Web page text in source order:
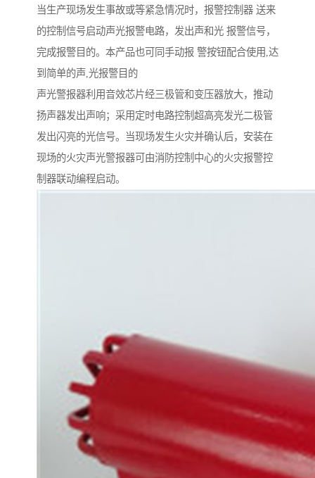
当生产现场发生事故或等紧急情况时，报警控制器 送来
的控制信号启动声光报警电路，发出声和光 报警信号，
完成报警目的。本产品也可同手动报 警按钮配合使用,达
到简单的声,光报警目的
声光警报器利用音效芯片经三极管和变压器放大，推动
扬声器发出声响；采用定时电路控制超高亮发光二极管
发出闪亮的光信号。当现场发生火灾并确认后，安装在
现场的火灾声光警报器可由消防控制中心的火灾报警控
制器联动编程启动。